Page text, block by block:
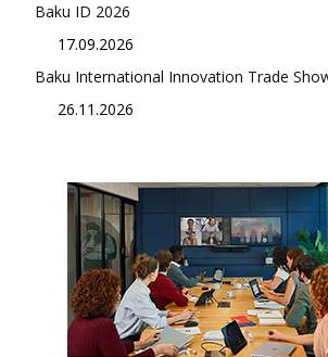
Baku ID 2026
17.09.2026
Baku International Innovation Trade
26.11.2026